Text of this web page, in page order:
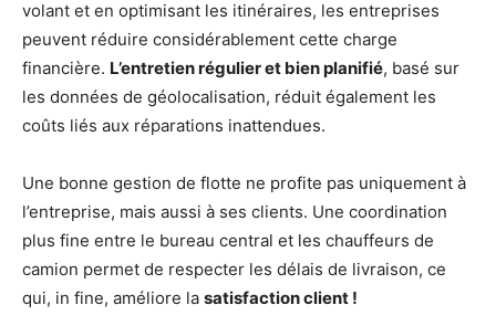
volant et en optimisant les itinéraires, les entreprises
peuvent réduire considérablement cette charge
financière. L’entretien régulier et bien planifié, basé sur
les données de géolocalisation, réduit également les
coûts liés aux réparations inattendues.
Une bonne gestion de flotte ne profite pas uniquement à
l’entreprise, mais aussi à ses clients. Une coordination
plus fine entre le bureau central et les chauffeurs de
camion permet de respecter les délais de livraison, ce
qui, in fine, améliore la satisfaction client !